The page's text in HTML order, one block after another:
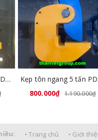
Kẹp tôn ngang 3 tấn PDB-3
800.000₫ 1.190.000₫
• Trang chủ • Giới